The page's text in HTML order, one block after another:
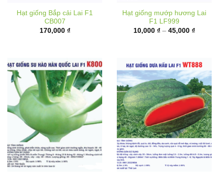
Hạt giống Bắp cải Lai F1
CB007
170,000 ₫
Hạt giống mướp hương Lai
F1 LF999
10,000 ₫ – 45,000 ₫Khoảng
45,000